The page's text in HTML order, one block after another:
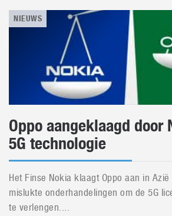
NIEUWS
Oppo aangeklaagd door
5G technologie
Het Finse Nokia klaagt Oppo aan in
mislukte onderhandelingen om de 5G
te verlengen....